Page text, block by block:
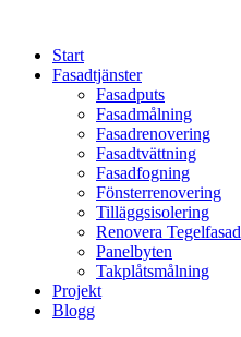
contentStart
Fasadtjänster
Fasadputs
Fasadmålning
Fasadrenovering
Fasadtvättning
Fasadfogning
Fönsterrenovering
Tilläggsisolering
Renovera Tegelfasad
Panelbyten
Takplåtsmålning
Projekt
Blogg